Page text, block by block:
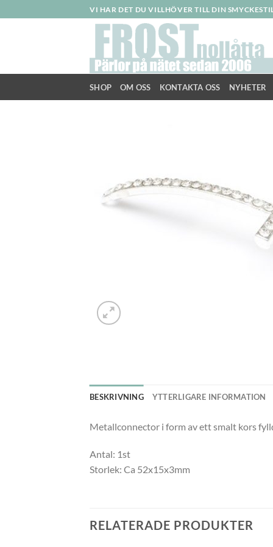
to
VI HAR DET DU VILLHÖVER TILL DIN
SHOP OM OSS KONTAKTA OSS NYHETER
BESKRIVNING YTTERLIGARE INFORMATION
Metallconnector i form av ett smalt kors
Antal: 1st
Storlek: Ca 52x15x3mm
RELATERADE PRODUKTER